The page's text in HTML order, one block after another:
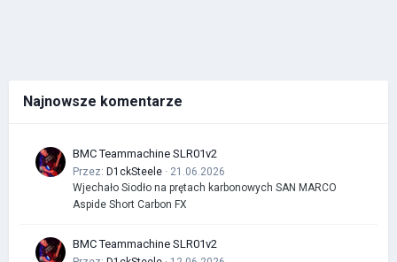
Najnowsze komentarze
BMC Teammachine SLR01v2
Przez: D1ckSteele · 21.06.2026
Wjechało Siodło na prętach karbonowych SAN MARCO
Aspide Short Carbon FX
BMC Teammachine SLR01v2